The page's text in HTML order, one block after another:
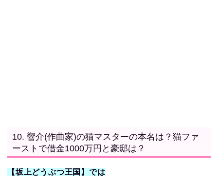
10. 響介(作曲家)の猫マスターの本名は？猫ファ
ーストで借金1000万円と豪邸は？
【坂上どうぶつ王国】では